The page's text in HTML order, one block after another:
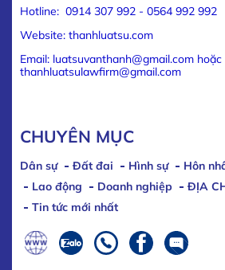
Hotline: 0914 307 992 - 0564 992 992
Website: thanhluatsu.com
Email: luatsuvanthanh@gmail.com hoặc
thanhluatsulawfirm@gmail.com
CHUYÊN MỤC
Dân sự Đất đai Hình sự
Hôn
Lao động
Doanh nghiệp
ĐỊA
Tin tức mới nhất